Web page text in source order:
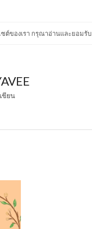
ซต์ของเรา กรุณาอ่านและยอมรับ
ขียน